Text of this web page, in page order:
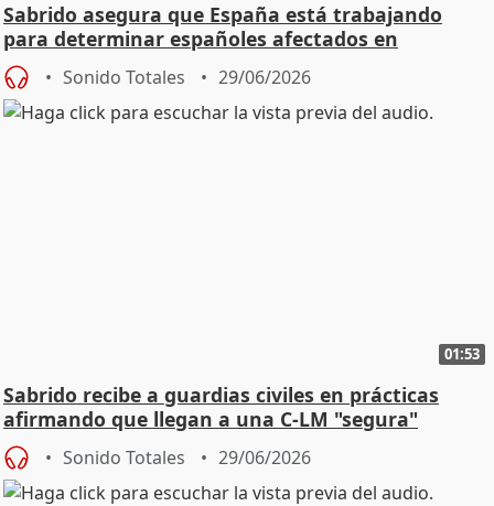
Sabrido asegura que España está trabajando
para determinar españoles afectados en
Venezuela
Sonido Totales 29/06/2026
01:53
Sabrido recibe a guardias civiles en prácticas
afirmando que llegan a una C-LM "segura"
Sonido Totales 29/06/2026